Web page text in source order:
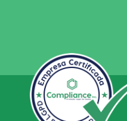
© Copyright
e Alegria FM